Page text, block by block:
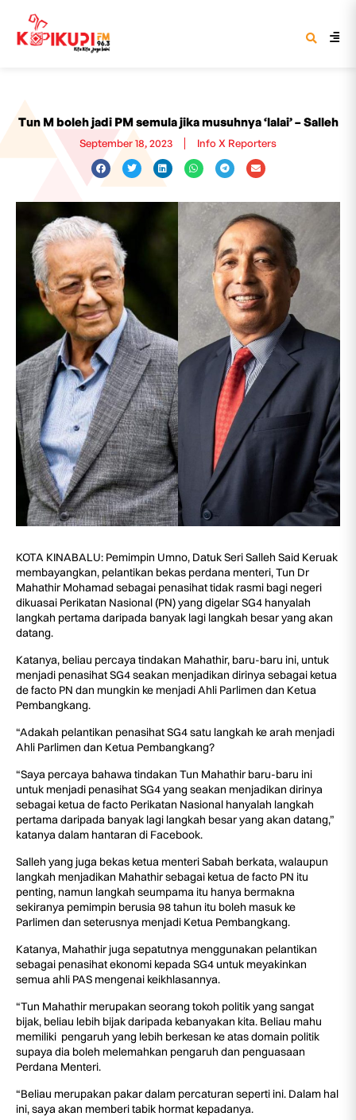
Tun M boleh jadi PM semula jika musuhnya ‘lalai’ – Salleh
September 18, 2023 Info X Reporters
KOTA KINABALU: Pemimpin Umno, Datuk Seri Salleh Said Keruak
membayangkan, pelantikan bekas perdana menteri, Tun Dr
Mahathir Mohamad sebagai penasihat tidak rasmi bagi negeri
dikuasai Perikatan Nasional (PN) yang digelar SG4 hanyalah
langkah pertama daripada banyak lagi langkah besar yang akan
datang.
Katanya, beliau percaya tindakan Mahathir, baru-baru ini, untuk
menjadi penasihat SG4 seakan menjadikan dirinya sebagai ketua
de facto PN dan mungkin ke menjadi Ahli Parlimen dan Ketua
Pembangkang.
“Adakah pelantikan penasihat SG4 satu langkah ke arah menjadi
Ahli Parlimen dan Ketua Pembangkang?
“Saya percaya bahawa tindakan Tun Mahathir baru-baru ini
untuk menjadi penasihat SG4 yang seakan menjadikan dirinya
sebagai ketua de facto Perikatan Nasional hanyalah langkah
pertama daripada banyak lagi langkah besar yang akan datang,”
katanya dalam hantaran di Facebook.
Salleh yang juga bekas ketua menteri Sabah berkata, walaupun
langkah menjadikan Mahathir sebagai ketua de facto PN itu
penting, namun langkah seumpama itu hanya bermakna
sekiranya pemimpin berusia 98 tahun itu boleh masuk ke
Parlimen dan seterusnya menjadi Ketua Pembangkang.
Katanya, Mahathir juga sepatutnya menggunakan pelantikan
sebagai penasihat ekonomi kepada SG4 untuk meyakinkan
semua ahli PAS mengenai keikhlasannya.
“Tun Mahathir merupakan seorang tokoh politik yang sangat
bijak, beliau lebih bijak daripada kebanyakan kita. Beliau mahu
memiliki pengaruh yang lebih berkesan ke atas domain politik
supaya dia boleh melemahkan pengaruh dan penguasaan
Perdana Menteri.
“Beliau merupakan pakar dalam percaturan seperti ini. Dalam hal
ini, saya akan memberi tabik hormat kepadanya.